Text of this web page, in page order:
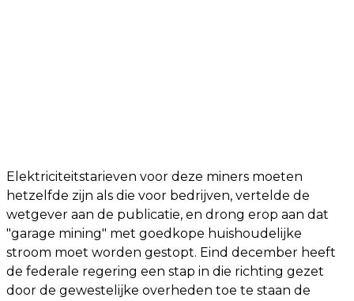
Elektriciteitstarieven voor deze miners moeten
hetzelfde zijn als die voor bedrijven, vertelde de
wetgever aan de publicatie, en drong erop aan dat
"garage mining" met goedkope huishoudelijke
stroom moet worden gestopt. Eind december heeft
de federale regering een stap in die richting gezet
door de gewestelijke overheden toe te staan de